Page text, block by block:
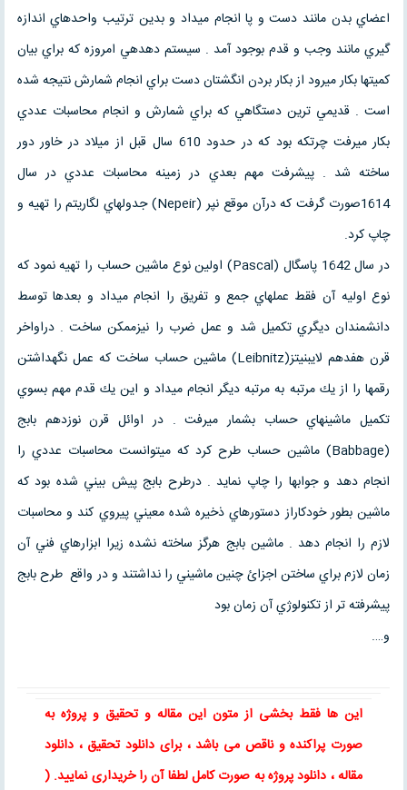
اعضاي بدن مانند دست و پا انجام ميداد و بدين ترتيب واحدهاي اندازه
گيري مانند وجب و قدم بوجود آمد . سيستم دهدهي امروزه كه براي بيان
كميتها بكار ميرود از بكار بردن انگشتان دست براي انجام شمارش نتيجه شده
است . قديمي ترين دستگاهي كه براي شمارش و انجام محاسبات عددي
بكار ميرفت چرتكه بود كه در حدود 610 سال قبل از ميلاد در خاور دور
ساخته شد . پيشرفت مهم بعدي در زمينه محاسبات عددي در سال
1614صورت گرفت كه درآن موقع نپر (Nepeir) جدولهاي لگاريتم را تهيه و
چاپ كرد.
در سال 1642 پاسگال (Pascal) اولين نوع ماشين حساب را تهيه نمود كه
نوع اوليه آن فقط عملهاي جمع و تفريق را انجام ميداد و بعدها توسط
دانشمندان ديگري تكميل شد و عمل ضرب را نيزممكن ساخت . دراواخر
قرن هفدهم لايبنيتز(Leibnitz) ماشين حساب ساخت كه عمل نگهداشتن
رقمها را از يك مرتبه به مرتبه ديگر انجام ميداد و اين يك قدم مهم بسوي
تكميل ماشينهاي حساب بشمار ميرفت . در اوائل قرن نوزدهم بابج
(Babbage) ماشين حساب طرح كرد كه ميتوانست محاسبات عددي را
انجام دهد و جوابها را چاپ نمايد . درطرح بابج پيش بيني شده بود كه
ماشين بطور خودكاراز دستورهاي ذخيره شده معيني پيروي كند و محاسبات
لازم را انجام دهد . ماشين بابج هرگز ساخته نشده زيرا ابزارهاي فني آن
زمان لازم براي ساختن اجزائ چنين ماشيني را نداشتند و در واقع طرح بابج
پيشرفته تر از تكنولوژي آن زمان بود
و….
این ها فقط بخشی از متون این مقالهو تحقیق و پروژه به
صورت پراکنده و ناقص می باشد ، برای دانلود تحقیق ، دانلود
مقاله، دانلود پروژه به صورت کامل لطفا آن را خریداری نمایید. (